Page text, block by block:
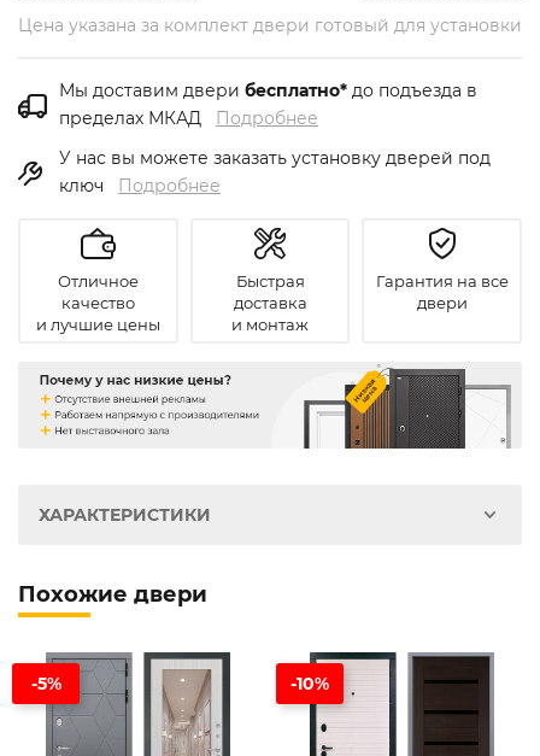
Цена указана за комплект двери готовый для установки
Мы доставим двери бесплатно* до подъезда в
пределах МКАД Подробнее
У нас вы можете заказать установку дверей под
ключ Подробнее
Отличное
качество
и лучшие цены
Быстрая
доставка
и монтаж
Гарантия на все
двери
ХАРАКТЕРИСТИКИ
Похожие двери
-5% -10%